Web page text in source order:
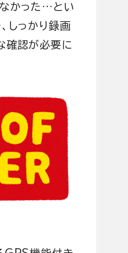
なかった…とい
しっかり録画
確認が必要に